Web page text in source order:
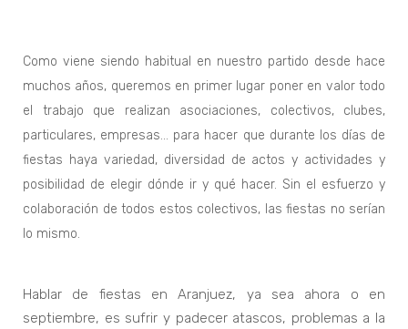
Como viene siendo habitual en nuestro partido desde hace
muchos años, queremos en primer lugar poner en valor todo
el trabajo que realizan asociaciones, colectivos, clubes,
particulares, empresas… para hacer que durante los días de
fiestas haya variedad, diversidad de actos y actividades y
posibilidad de elegir dónde ir y qué hacer. Sin el esfuerzo y
colaboración de todos estos colectivos, las fiestas no serían
lo mismo.
Hablar de fiestas en Aranjuez, ya sea ahora o en
septiembre, es sufrir y padecer atascos, problemas a la